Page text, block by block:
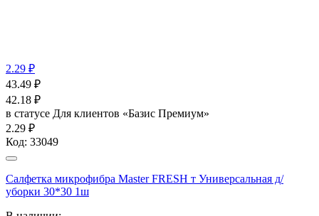
2.29 ₽
43.49 ₽
42.18 ₽
в статусе Для клиентов «Базис Премиум»
2.29 ₽
Код: 33049
Салфетка микрофибра Master FRESH т Универсальная д/
уборки 30*30 1ш